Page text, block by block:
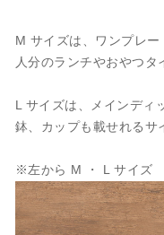
M サイズは、ワンプレ
人分のランチやおやつタ
L サイズは、メインデ
鉢、カップも載せれるサ
※左から M ・ L サイズ